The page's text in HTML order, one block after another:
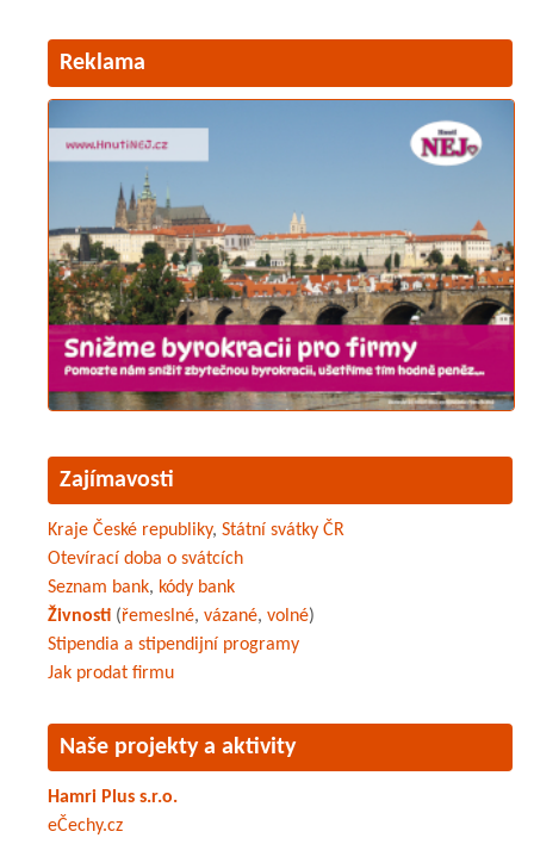
Reklama
Zajímavosti
Kraje České republiky, Státní svátky ČR
Otevírací doba o svátcích
Seznam bank, kódy bank
Živnosti (řemeslné, vázané, volné)
Stipendia a stipendijní programy
Jak prodat firmu
Naše projekty a aktivity
Hamri Plus s.r.o.
eČechy.cz